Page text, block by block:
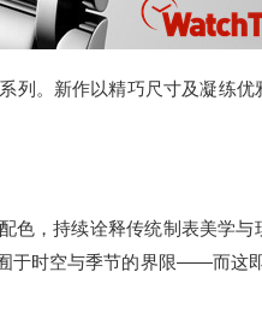
列。新作以精巧尺寸及凝练优
色，持续诠释传统制表美学与
于时空与季节的界限——而这即